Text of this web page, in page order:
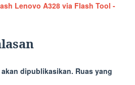
Lenovo A328 via Flash Tool -
dipublikasikan. Ruas yang